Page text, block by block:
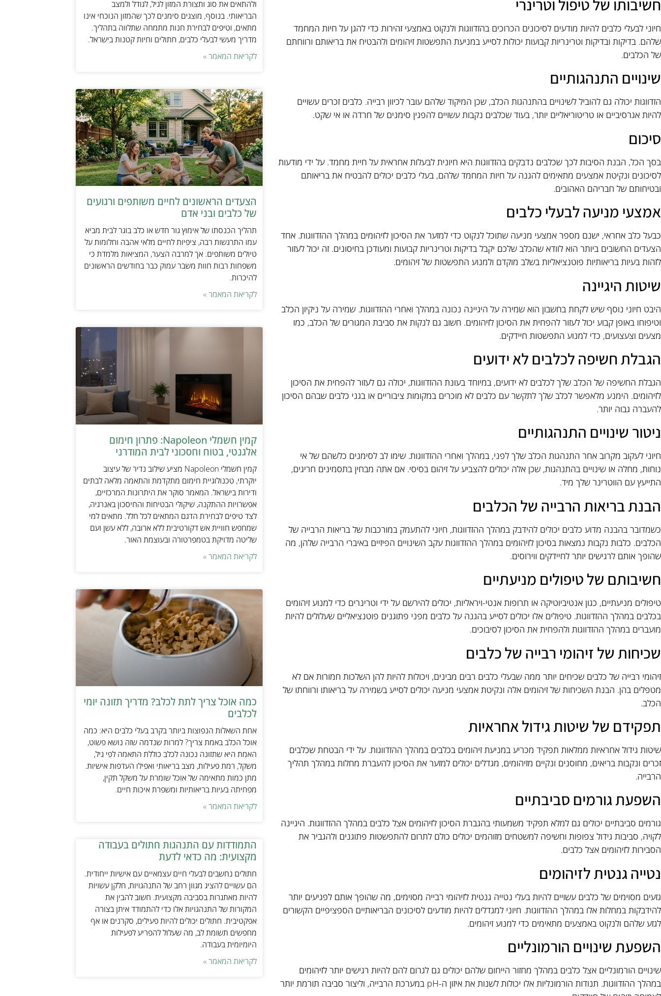
חשיבותו של טיפול וטרינרי
חיוני לבעלי כלבים להיות מודעים לסיכונים הכרוכים בהזדווגות ולנקוט באמצעי זהירות כדי להגן על חיות המחמד
שלהם. בדיקות ובדיקות וטרינריות קבועות יכולות לסייע במניעת התפשטות זיהומים ולהבטיח את בריאותם ורווחתם
של הכלבים.
שינויים התנהגותיים
הזדווגות יכולה גם להוביל לשינויים בהתנהגות הכלב, שכן המיקוד שלהם עובר לכיוון רבייה. כלבים זכרים עשויים
להיות אגרסיביים או טריטוריאליים יותר, בעוד שכלבים נקבות עשויים להפגין סימנים של חרדה או אי שקט.
סיכום
בסך הכל, הבנת הסיבות לכך שכלבים נדבקים בהזדווגות היא חיונית לבעלות אחראית על חיית מחמד. על ידי מודעות
לסיכונים ונקיטת אמצעים מתאימים להגנה על חיות המחמד שלהם, בעלי כלבים יכולים להבטיח את בריאותם
ובטיחותם של חבריהם האהובים.
אמצעי מניעה לבעלי כלבים
כבעל כלב אחראי, ישנם מספר אמצעי מניעה שתוכל לנקוט כדי למזער את הסיכון לזיהומים במהלך ההזדווגות. אחד
הצעדים החשובים ביותר הוא לוודא שהכלב שלכם יקבל בדיקות וטרינריות קבועות ומעודכן בחיסונים. זה יכול לעזור
לזהות בעיות בריאותיות פוטנציאליות בשלב מוקדם ולמנוע התפשטות של זיהומים.
שיטות היגיינה
היבט חיוני נוסף שיש לקחת בחשבון הוא שמירה על היגיינה נכונה במהלך ואחרי ההזדווגות. שמירה על ניקיון הכלב
וטיפוחו באופן קבוע יכול לעזור להפחית את הסיכון לזיהומים. חשוב גם לנקות את סביבת המגורים של הכלב, כמו
מצעים וצעצועים, כדי למנוע התפשטות חיידקים.
הגבלת חשיפה לכלבים לא ידועים
הגבלת החשיפה של הכלב שלך לכלבים לא ידועים, במיוחד בעונת ההזדווגות, יכולה גם לעזור להפחית את הסיכון
לזיהומים. הימנע מלאפשר לכלב שלך לתקשר עם כלבים לא מוכרים במקומות ציבוריים או בגני כלבים שבהם הסיכון
להעברה גבוה יותר.
ניטור שינויים התנהגותיים
חיוני לעקוב מקרוב אחר התנהגות הכלב שלך לפני, במהלך ואחרי ההזדווגות. שימו לב לסימנים כלשהם של אי
נוחות, מחלה או שינויים בהתנהגות, שכן אלה יכולים להצביע על זיהום בסיסי. אם אתה מבחין בתסמינים חריגים,
התייעץ עם הווטרינר שלך מיד.
הבנת בריאות הרבייה של הכלבים
כשמדובר בהבנה מדוע כלבים יכולים להידבק במהלך ההזדווגות, חיוני להתעמק במורכבות של בריאות הרבייה של
הכלבים. כלבות נקבות נמצאות בסיכון לזיהומים במהלך ההזדווגות עקב השינויים הפיזיים באיברי הרבייה שלהן, מה
שהופך אותם לרגישים יותר לחיידקים ווירוסים.
חשיבותם של טיפולים מניעתיים
טיפולים מניעתיים, כגון אנטיביוטיקה או תרופות אנטי-ויראליות, יכולים להירשם על ידי וטרינרים כדי למנוע זיהומים
בכלבים במהלך ההזדווגות. טיפולים אלו יכולים לסייע בהגנה על כלבים מפני פתוגנים פוטנציאליים שעלולים להיות
מועברים במהלך ההזדווגות ולהפחית את הסיכון לסיבוכים.
שכיחות של זיהומי רבייה של כלבים
זיהומי רבייה של כלבים שכיחים יותר ממה שבעלי כלבים רבים מבינים, ויכולות להיות להן השלכות חמורות אם לא
מטפלים בהן. הבנת השכיחות של זיהומים אלה ונקיטת אמצעי מניעה יכולים לסייע בשמירה על בריאותו ורווחתו של
הכלב.
תפקידם של שיטות גידול אחראיות
שיטות גידול אחראיות ממלאות תפקיד מכריע במניעת זיהומים בכלבים במהלך ההזדווגות. על ידי הבטחת שכלבים
זכרים ונקבות בריאים, מחוסנים ונקיים מזיהומים, מגדלים יכולים למזער את הסיכון להעברת מחלות במהלך תהליך
הרבייה.
השפעת גורמים סביבתיים
גורמים סביבתיים יכולים גם למלא תפקיד משמעותי בהגברת הסיכון לזיהומים אצל כלבים במהלך ההזדווגות. היגיינה
לקויה, סביבות גידול צפופות וחשיפה למשטחים מזוהמים יכולים כולם לתרום להתפשטות פתוגנים ולהגביר את
הסבירות לזיהומים אצל כלבים.
נטייה גנטית לזיהומים
גזעים מסוימים של כלבים עשויים להיות בעלי נטייה גנטית לזיהומי רבייה מסוימים, מה שהופך אותם לפגיעים יותר
להידבקות במחלות אלו במהלך ההזדווגות. חיוני למגדלים להיות מודעים לסיכונים הבריאותיים הספציפיים הקשורים
לגזע שלהם ולנקוט באמצעים מתאימים כדי למנוע זיהומים.
השפעת שינויים הורמונליים
שינויים הורמונליים אצל כלבים במהלך מחזור הייחום שלהם יכולים גם לגרום להם להיות רגישים יותר לזיהומים
במהלך ההזדווגות. תנודות הורמונליות אלו יכולות לשנות את איזון ה-pH במערכת הרבייה, וליצור סביבה תורמת יותר
ולהתאים את סוג ותצורת המזון לגיל, לגודל ולמצב
הבריאותי. בנוסף, מוצגים סימנים לכך שהמזון הנוכחי אינו
מתאים, וטיפים לבחירת חנות מתמחה שתלווה בתהליך.
מדריך מעשי לבעלי כלבים, חתולים וחיות קטנות בישראל.
לקריאת המאמר »
הצעדים הראשונים לחיים משותפים ורגועים
של כלבים ובני אדם
תהליך הכנסתו של אימוץ גור חדש או כלב בוגר לבית מביא
עמו התרגשות רבה, ציפיות לחיים מלאי אהבה וחלומות על
טיולים משותפים. אך למרבה הצער, המציאות מלמדת כי
משפחות רבות חוות משבר עמוק כבר בחודשים הראשונים
להיכרות.
לקריאת המאמר »
קמין חשמלי Napoleon: פתרון חימום
אלגנטי, בטוח וחסכוני לבית המודרני
קמין חשמלי Napoleon מציע שילוב נדיר של עיצוב
יוקרתי, טכנולוגיית חימום מתקדמת והתאמה מלאה לבתים
ודירות בישראל. המאמר סוקר את היתרונות המרכזיים,
אפשרויות ההתקנה, שיקולי הבטיחות והחיסכון באנרגיה,
לצד טיפים לבחירת הדגם המתאים לכל חלל. מתאים למי
שמחפש חוויית אש דקורטיבית ללא ארובה, ללא עשן ועם
שליטה מדויקת בטמפרטורה ובעוצמת האור.
לקריאת המאמר »
כמה אוכל צריך לתת לכלב? מדריך תזונה יומי
לכלבים
אחת השאלות הנפוצות ביותר בקרב בעלי כלבים היא: כמה
אוכל הכלב באמת צריך? למרות שנדמה שזה נושא פשוט,
האמת היא שתזונה נכונה לכלב כוללת התאמה לפי גיל,
משקל, רמת פעילות, מצב בריאותי ואפילו העדפות אישיות.
מתן כמות מתאימה של אוכל שומרת על משקל תקין,
מפחיתה בעיות בריאותיות ומשפרת איכות חיים.
לקריאת המאמר »
התמודדות עם התנהגות חתולים בעבודה
מקצועית: מה כדאי לדעת
חתולים נחשבים לבעלי חיים עצמאיים עם אישיות ייחודית.
הם עשויים להציג מגוון רחב של התנהגויות, חלקן עשויות
להיות מאתגרות בסביבה מקצועית. חשוב להבין את
המקורות של התנהגויות אלו כדי להתמודד איתן בצורה
אפקטיבית. חתולים יכולים להיות פעילים, סקרנים או אף
מחפשים תשומת לב, מה שעלול להפריע לפעילות
היומיומית בעבודה.
לקריאת המאמר »